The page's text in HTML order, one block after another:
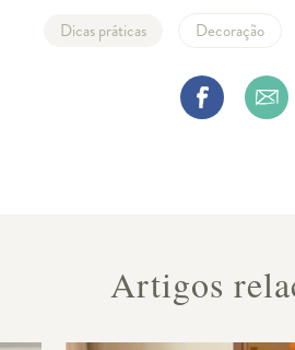
Dicas práticas Decoração
Artigos